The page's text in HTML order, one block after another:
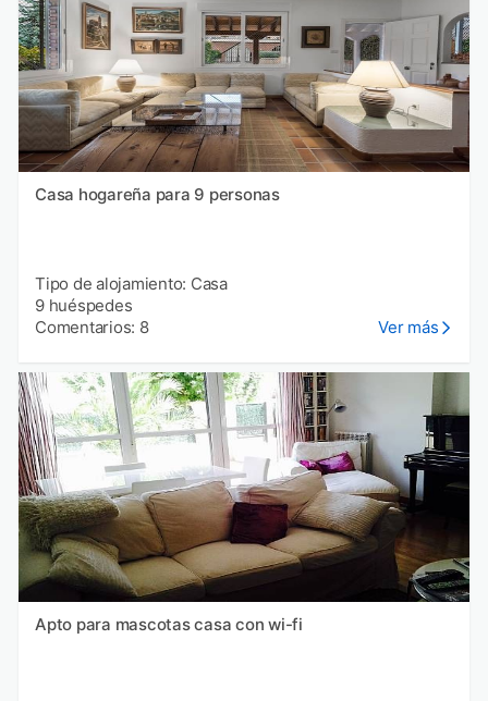
Casa hogareña para 9 personas
Tipo de alojamiento: Casa
9 huéspedes
Comentarios: 8
Ver más
Apto para mascotas casa con wi-fi